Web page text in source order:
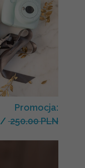
Promocja:
/ 250.00 PLN